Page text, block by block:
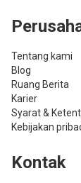
Tentang kami
Blog
Ruang Berita
Karier
Syarat &
Kebijakan
Kontak